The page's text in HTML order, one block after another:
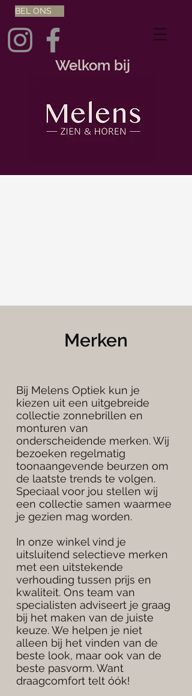
BEL ONS
Welkom bij
Merken
Bij Melens Optiek kun je
kiezen uit een uitgebreide
collectie zonnebrillen en
monturen van
onderscheidende merken. Wij
bezoeken regelmatig
toonaangevende beurzen om
de laatste trends te volgen.
Speciaal voor jou stellen wij
een collectie samen waarmee
je gezien mag worden.
In onze winkel vind je
uitsluitend selectieve merken
met een uitstekende
verhouding tussen prijs en
kwaliteit. Ons team van
specialisten adviseert je graag
bij het maken van de juiste
keuze. We helpen je niet
alleen bij het vinden van de
beste look, maar ook van de
beste pasvorm. Want
draagcomfort telt óók!